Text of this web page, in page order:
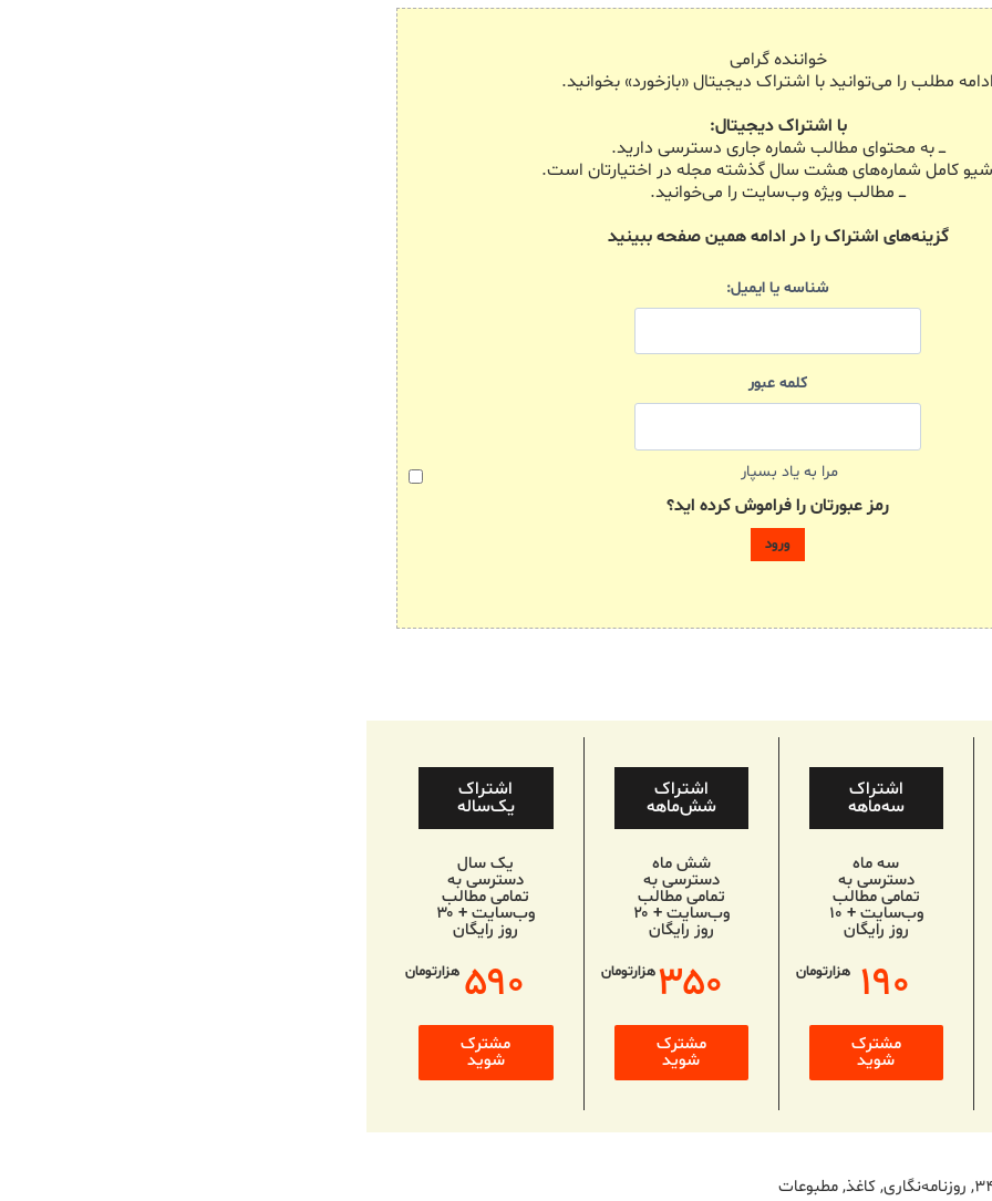
خواننده گرامی
ادامه مطلب را می‌توانید با اشتراک دیجیتال «بازخورد» بخوانید.
با اشتراک دیجیتال:
ـــ به محتوای مطالب شماره جاری دسترسی دارید.
آرشیو کامل شماره‌های هشت سال گذشته مجله در اختیارتان است.
ـــ مطالب ویژه وب‌سایت را می‌خوانید.
گزینه‌های اشتراک را در ادامه همین صفحه ببینید
شناسه یا ایمیل:
کلمه عبور
مرا به یاد بسپار
رمز عبورتان را فراموش کرده اید؟
اشتراک
سه‌ماهه
سه ماه
دسترسی به
تمامی مطالب
وب‌سایت + ۱۰
روز رایگان
۱۹۰ هزارتومان
مشترک
شوید
اشتراک
شش‌ماهه
شش ماه
دسترسی به
تمامی مطالب
وب‌سایت + ۲۰
روز رایگان
۳۵۰هزارتومان
مشترک
شوید
اشتراک
یک‌ساله
یک سال
دسترسی به
تمامی مطالب
وب‌سایت + ۳۰
روز رایگان
۵۹۰ هزارتومان
مشترک
شوید
, روزنامه‌نگاری,کاغذ,مطبوعات